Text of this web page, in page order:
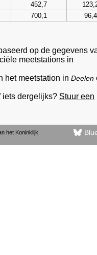
452,7
700,1 96,4
op de gegevens
meetstations in
het meetstation in Deelen
iets dergelijks? Stuur een
het Koninklijk